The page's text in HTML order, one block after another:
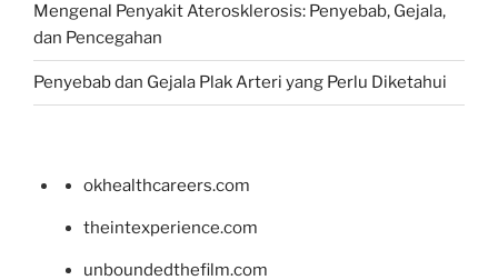
Mengenal Penyakit Aterosklerosis: Penyebab, Gejala,
dan Pencegahan
Penyebab dan Gejala Plak Arteri yang Perlu Diketahui
okhealthcareers.com
theintexperience.com
unboundedthefilm.com